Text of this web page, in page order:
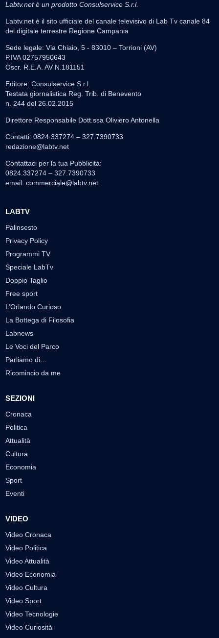
Labtv.net è un prodotto Consulservice S.r.l.
Labtv.net è il sito ufficiale del canale televisivo di Lab Tv canale 84
del digitale terrestre Regione Campania
Sede legale: Via Chiaio, 5 - 83010 – Torrioni (AV)
P.IVA 02757950643
Oscr. R.E.A. AV N.181151
Editore: Consulservice S.r.l.
Testata giornalistica Reg. Trib. di Benevento
n. 244 del 26.02.2015
Direttore Responsabile Dott.ssa Oliviero Antonella
Contatti: 0824.337274 – 327.7390733
redazione@labtv.net
Contattaci per la tua Pubblicità:
0824.337274 – 327.7390733
email: commerciale@labtv.net
LABTV
Palinsesto
Privacy Policy
Programmi TV
Speciale LabTv
Doppio Taglio
Free sport
L’Orlando Curioso
La Bottega di Filosofia
Labnews
Le Voci del Parco
Parliamo di…
Ricomincio da me
SEZIONI
Cronaca
Politica
Attualità
Cultura
Economia
Sport
Eventi
VIDEO
Video Cronaca
Video Politica
Video Attualità
Video Economia
Video Cultura
Video Sport
Video Tecnologie
Video Curiosità